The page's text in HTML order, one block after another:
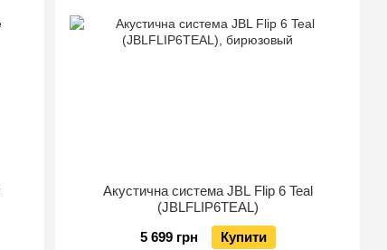
Акустична система JBL Flip 6 Teal
(JBLFLIP6TEAL)
5 699 грн
Купити